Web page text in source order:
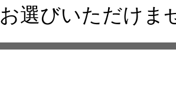
お選びいただけま